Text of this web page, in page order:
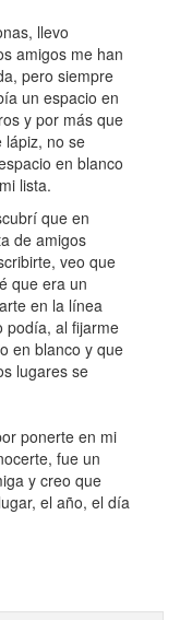
llevo
amigos me han
pero siempre
un espacio en
y por más que
lápiz, no se
en blanco
lista.
que en
de amigos
veo que
que era un
en la línea
podía, al fijarme
en blanco y que
lugares se
ponerte en mi
fue un
y creo que
el año, el día